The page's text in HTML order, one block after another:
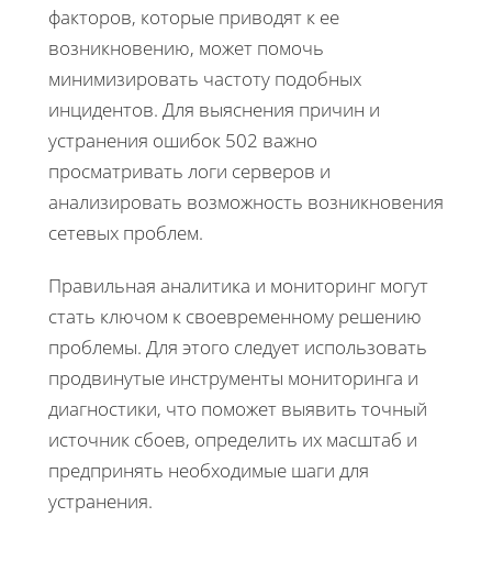
факторов, которые приводят к ее
возникновению, может помочь
минимизировать частоту подобных
инцидентов. Для выяснения причин и
устранения ошибок 502 важно
просматривать логи серверов и
анализировать возможность возникновения
сетевых проблем.
Правильная аналитика и мониторинг могут
стать ключом к своевременному решению
проблемы. Для этого следует использовать
продвинутые инструменты мониторинга и
диагностики, что поможет выявить точный
источник сбоев, определить их масштаб и
предпринять необходимые шаги для
устранения.